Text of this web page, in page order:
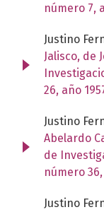
número 7,
Justino
Jalisco, de
26, año
Justino
Abelardo
de
número
Justino